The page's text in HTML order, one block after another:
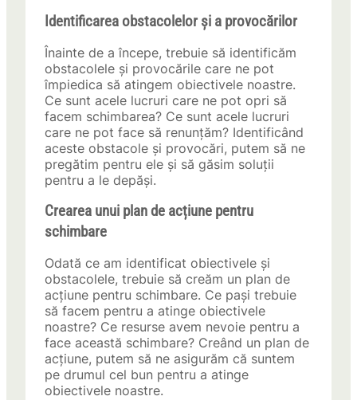
Identificarea obstacolelor și a provocărilor
Înainte de a începe, trebuie să identificăm
obstacolele și provocările care ne pot
împiedica să atingem obiectivele noastre.
Ce sunt acele lucruri care ne pot opri să
facem schimbarea? Ce sunt acele lucruri
care ne pot face să renunțăm? Identificând
aceste obstacole și provocări, putem să ne
pregătim pentru ele și să găsim soluții
pentru a le depăși.
Crearea unui plan de acțiune pentru
schimbare
Odată ce am identificat obiectivele și
obstacolele, trebuie să creăm un plan de
acțiune pentru schimbare. Ce pași trebuie
să facem pentru a atinge obiectivele
noastre? Ce resurse avem nevoie pentru a
face această schimbare? Creând un plan de
acțiune, putem să ne asigurăm că suntem
pe drumul cel bun pentru a atinge
obiectivele noastre.